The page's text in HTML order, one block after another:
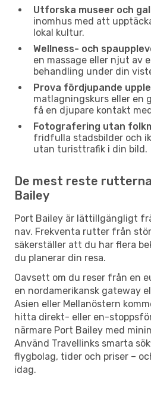
Utforska museer och
inomhus med att
lokal kultur.
Wellness- och
en massage eller njut av
behandling under din
Prova fördjupande
matlagningskurs eller en
få en djupare kontakt
Fotografering utan
fridfulla stadsbilder och
utan turisttrafik i din bild.
De mest reste
Bailey
Port Bailey är lättillgängligt
nav. Frekventa rutter från
säkerställer att du har flera
du planerar din resa.
Oavsett om du reser från en
en nordamerikansk gateway
Asien eller Mellanöstern
hitta direkt- eller en-
närmare Port Bailey med
Använd Travellinks smarta
flygbolag, tider och priser –
idag.